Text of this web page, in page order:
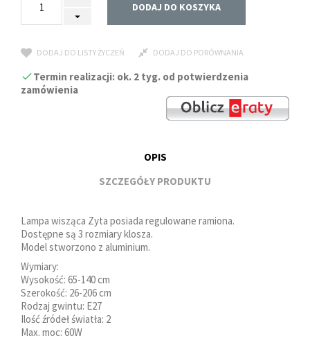
DODAJ DO KOSZYKA
DODAJ DO LISTY ŻYCZEŃ DODAJ DO PORÓWNANIA
Termin realizacji: ok. 2 tyg. od potwierdzenia
zamówienia
OPIS
SZCZEGÓŁY PRODUKTU
Lampa wisząca Zyta posiada regulowane ramiona.
Dostępne są 3 rozmiary klosza.
Model stworzono z aluminium.
Wymiary:
Wysokość: 65-140 cm
Szerokość: 26-206 cm
Rodzaj gwintu: E27
Ilość źródeł światła: 2
Max. moc: 60W